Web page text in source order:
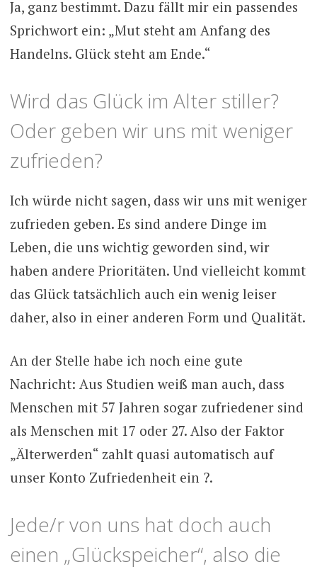
Ja, ganz bestimmt. Dazu fällt mir ein passendes
Sprichwort ein: „Mut steht am Anfang des
Handelns. Glück steht am Ende.“
Wird das Glück im Alter stiller?
Oder geben wir uns mit weniger
zufrieden?
Ich würde nicht sagen, dass wir uns mit weniger
zufrieden geben. Es sind andere Dinge im
Leben, die uns wichtig geworden sind, wir
haben andere Prioritäten. Und vielleicht kommt
das Glück tatsächlich auch ein wenig leiser
daher, also in einer anderen Form und Qualität.
An der Stelle habe ich noch eine gute
Nachricht: Aus Studien weiß man auch, dass
Menschen mit 57 Jahren sogar zufriedener sind
als Menschen mit 17 oder 27. Also der Faktor
„Älterwerden“ zahlt quasi automatisch auf
unser Konto Zufriedenheit ein ?.
Jede/r von uns hat doch auch
einen „Glückspeicher“, also die